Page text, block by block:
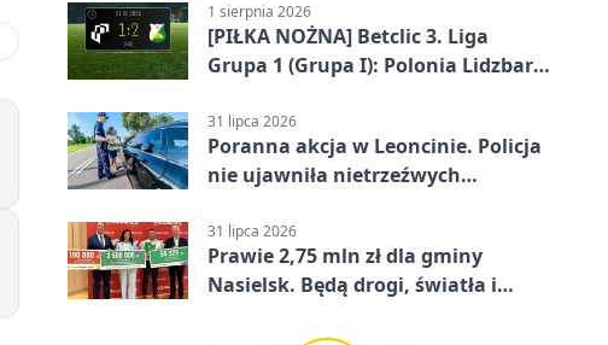
1 sierpnia 2026
[PIŁKA NOŻNA] Betclic 3. Liga
Grupa 1 (Grupa I): Polonia Lidzbark
Mazowiecki 1:2
31 lipca 2026
Poranna akcja w Leoncinie. Policja
nie ujawniła nietrzeźwych
31 lipca 2026
Prawie 2,75 mln zł dla gminy
Nasielsk. Będą drogi, światła i